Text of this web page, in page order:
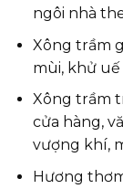
ngôi nhà
Xông trầm
mùi, khử uế
Xông trầm
cửa hàng,
vượng khí,
Hương